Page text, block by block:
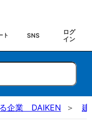
ト SNS
ログ
イン
る企業 DAIKEN 建